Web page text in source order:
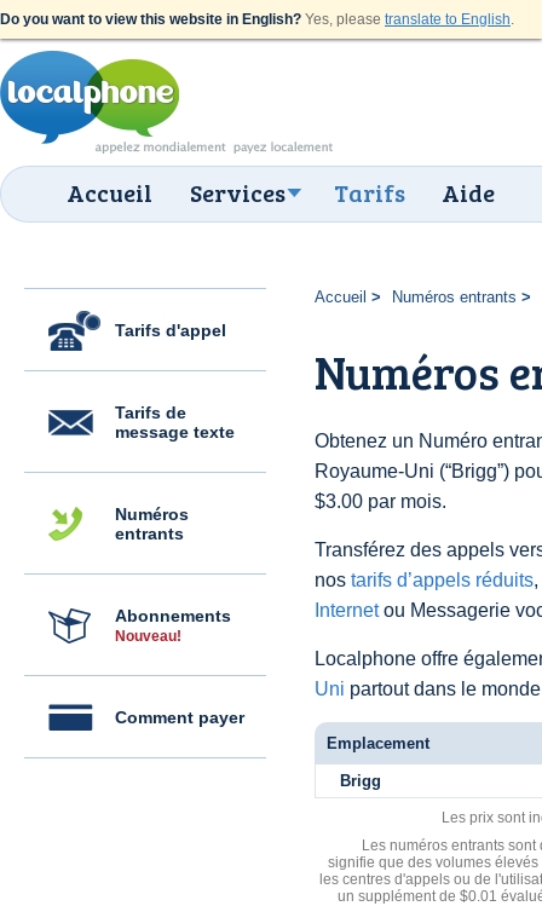
Do you want to view this website in English? Yes, please translate to English.
Accueil Services Tarifs Aide
Tarifs d'appel
Tarifs de
message texte
Numéros
entrants
Abonnements
Nouveau!
Comment payer
Accueil Numéros entrants
Numéros
Obtenez un Numéro
Royaume-Uni (“Brigg”)
$3.00 par mois.
Transférez des appels
nos tarifs d’appels réduits
Internetou Messagerie
Localphone offre
Uni partout dans le
Emplacement
Brigg
Les prix sont
Les numéros entrants
signifie que des volumes
les centres d'appels ou de
un supplément de $0.01